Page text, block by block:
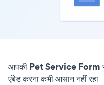
आपकी Pet Service Form
एंबेड करना कभी आसान नहीं रहा